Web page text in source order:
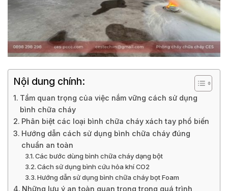
Nội dung chính:
Tầm quan trọng của việc nắm vững cách sử dụng
bình chữa cháy
Phân biệt các loại bình chữa cháy xách tay phổ biến
Hướng dẫn cách sử dụng bình chữa cháy đúng
chuẩn an toàn
Các bước dùng bình chữa cháy dạng bột
Cách sử dụng bình cứu hỏa khí CO2
Hướng dẫn sử dụng bình chữa cháy bọt Foam
Những lưu ý an toàn quan trọng trong quá trình